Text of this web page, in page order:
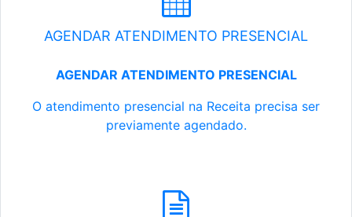
AGENDAR ATENDIMENTO PRESENCIAL
AGENDAR ATENDIMENTO PRESENCIAL
O atendimento presencial na Receita precisa ser
previamente agendado.